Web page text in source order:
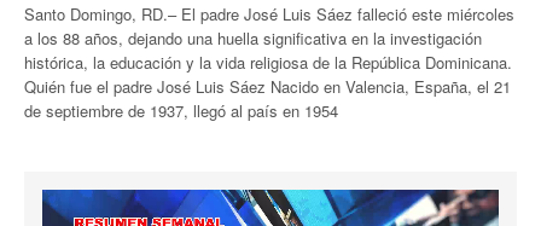
Santo Domingo, RD.– El padre José Luis Sáez falleció este miércoles
a los 88 años, dejando una huella significativa en la investigación
histórica, la educación y la vida religiosa de la República Dominicana.
Quién fue el padre José Luis Sáez Nacido en Valencia, España, el 21
de septiembre de 1937, llegó al país en 1954
Reproductor